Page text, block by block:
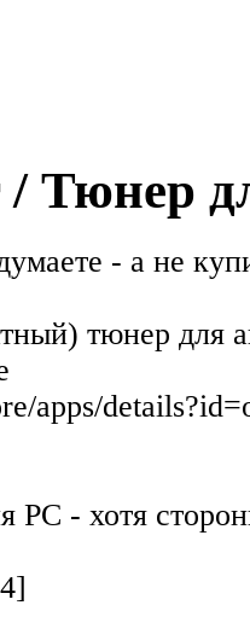
Тюнер
- а не
тюнер для
apps/
РС - хотя